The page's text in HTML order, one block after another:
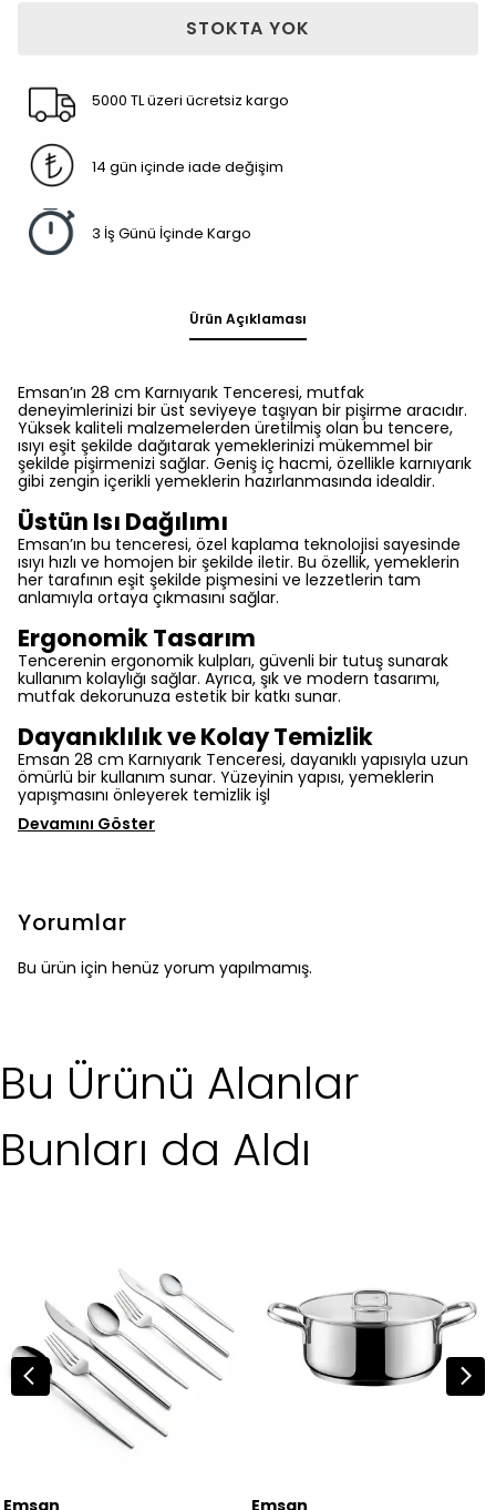
STOKTA YOK
5000 TL üzeri ücretsiz kargo
14 gün içinde iade değişim
3 İş Günü İçinde Kargo
Ürün Açıklaması
Emsan’ın 28 cm Karnıyarık Tenceresi, mutfak
deneyimlerinizi bir üst seviyeye taşıyan bir pişirme aracıdır.
Yüksek kaliteli malzemelerden üretilmiş olan bu tencere,
ısıyı eşit şekilde dağıtarak yemeklerinizi mükemmel bir
şekilde pişirmenizi sağlar. Geniş iç hacmi, özellikle karnıyarık
gibi zengin içerikli yemeklerin hazırlanmasında idealdir.
Üstün Isı Dağılımı
Emsan’ın bu tenceresi, özel kaplama teknolojisi sayesinde
ısıyı hızlı ve homojen bir şekilde iletir. Bu özellik, yemeklerin
her tarafının eşit şekilde pişmesini ve lezzetlerin tam
anlamıyla ortaya çıkmasını sağlar.
Ergonomik Tasarım
Tencerenin ergonomik kulpları, güvenli bir tutuş sunarak
kullanım kolaylığı sağlar. Ayrıca, şık ve modern tasarımı,
mutfak dekorunuza estetik bir katkı sunar.
Dayanıklılık ve Kolay Temizlik
Emsan 28 cm Karnıyarık Tenceresi, dayanıklı yapısıyla uzun
ömürlü bir kullanım sunar. Yüzeyinin yapısı, yemeklerin
yapışmasını önleyerek temizlik işl
Devamını Göster
Yorumlar
Bu ürün için henüz yorum yapılmamış.
Bu Ürünü Alanlar
Bunları da Aldı
Emsan Emsan